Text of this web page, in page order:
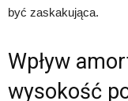
być zaskakująca.
Wpływ
wysokość